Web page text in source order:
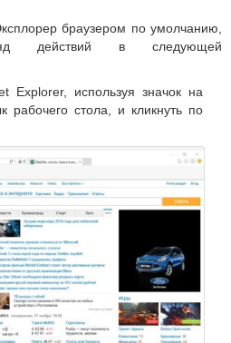
браузером по умолчанию,
действий в следующей
Explorer, используя значок на
рабочего стола, и кликнуть по